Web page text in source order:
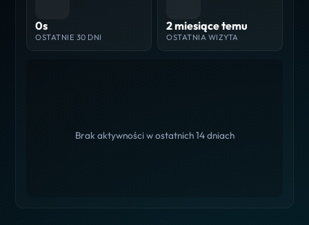
0s
OSTATNIE 30 DNI
2 miesiące temu
OSTATNIA WIZYTA
Brak aktywności w ostatnich 14 dniach